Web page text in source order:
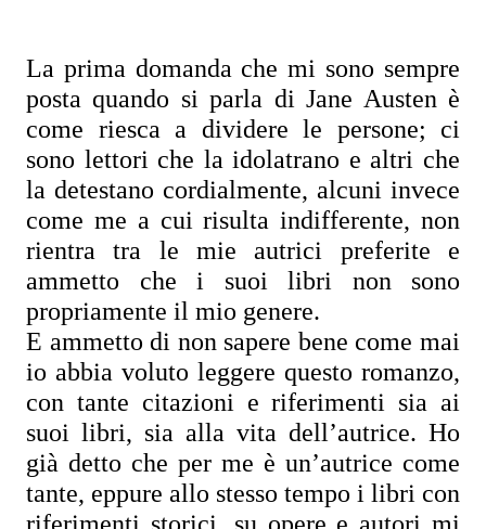
La prima domanda che mi sono sempre
posta quando si parla di Jane Austen è
come riesca a dividere le persone; ci
sono lettori che la idolatrano e altri che
la detestano cordialmente, alcuni invece
come me a cui risulta indifferente, non
rientra tra le mie autrici preferite e
ammetto che i suoi libri non sono
propriamente il mio genere.
E ammetto di non sapere bene come mai
io abbia voluto leggere questo romanzo,
con tante citazioni e riferimenti sia ai
suoi libri, sia alla vita dell’autrice. Ho
già detto che per me è un’autrice come
tante, eppure allo stesso tempo i libri con